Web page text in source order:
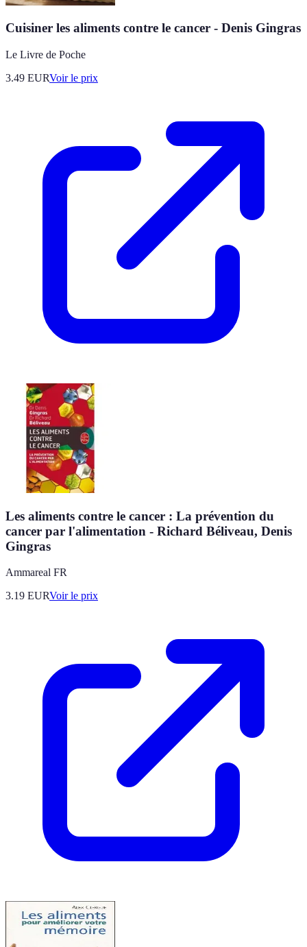
Cuisiner les aliments contre le cancer - Denis Gingras
Le Livre de Poche
3.49 EURVoir le prix
Les aliments contre le cancer : La prévention du
cancer par l'alimentation - Richard Béliveau, Denis
Gingras
Ammareal FR
3.19 EURVoir le prix